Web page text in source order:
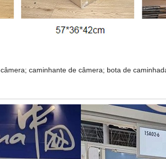
caminhante de câmera; bota de